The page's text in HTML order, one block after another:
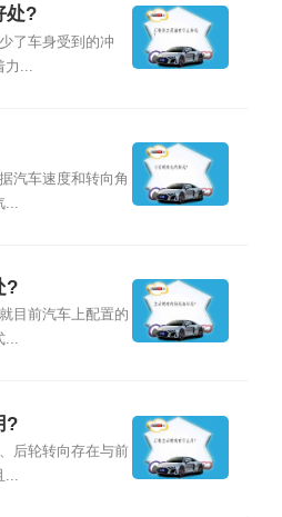
处?
了车身受到的冲
...
汽车速度和转向角
?
目前汽车上配置的
...
?
后轮转向存在与前
...